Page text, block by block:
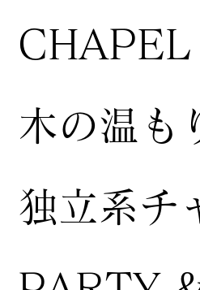
CHAPEL
木の温も
独立系チ